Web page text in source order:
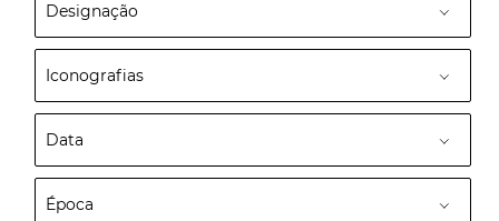
Designação
Iconografias
Data
Época